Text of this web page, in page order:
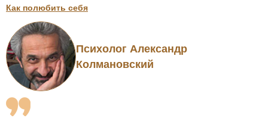
Как полюбить себя
Психолог Александр
Колмановский